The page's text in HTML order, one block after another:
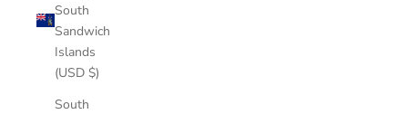
South
Sandwich
Islands
(USD $)
South